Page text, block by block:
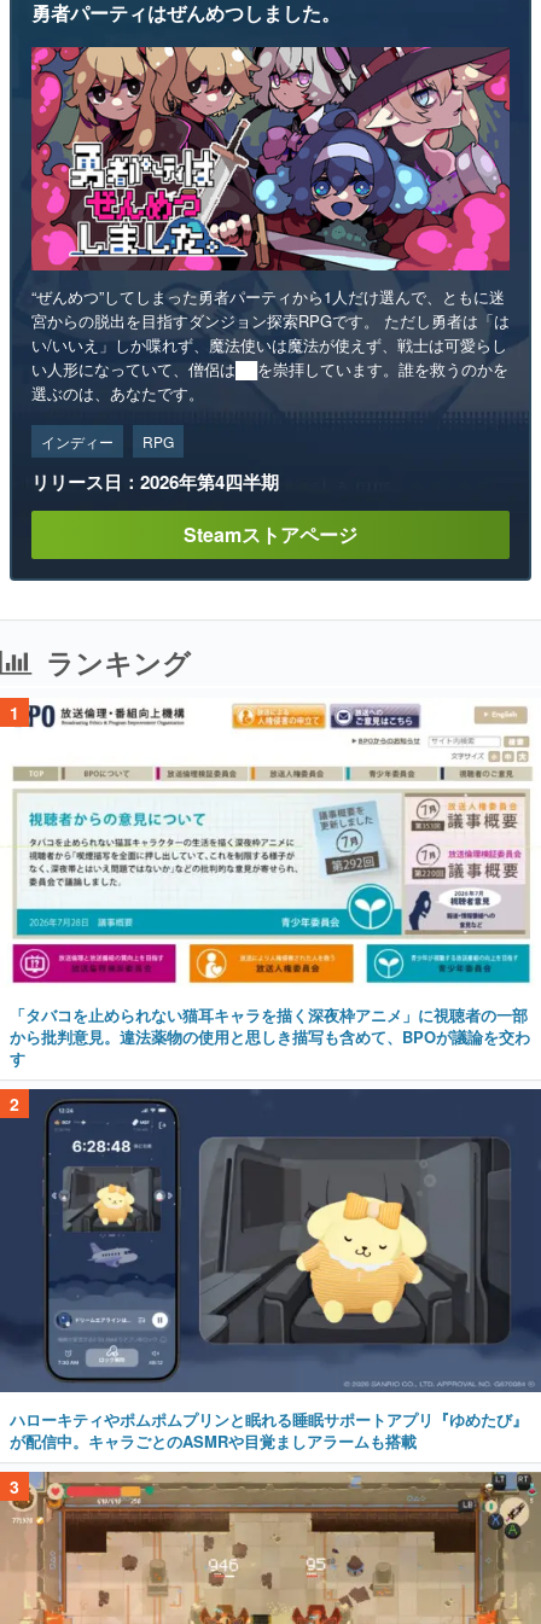
勇者パーティはぜんめつしました。
“ぜんめつ”してしまった勇者パーティから1人だけ選んで、ともに迷
宮からの脱出を目指すダンジョン探索RPGです。 ただし勇者は「は
い/いいえ」しか喋れず、魔法使いは魔法が使えず、戦士は可愛らし
い人形になっていて、僧侶は██を崇拝しています。誰を救うのかを
選ぶのは、あなたです。
インディー RPG
リリース日：2026年第4四半期
Steamストアページ
ランキング
1
「タバコを止められない猫耳キャラを描く深夜枠アニメ」に視聴者の一部
から批判意見。違法薬物の使用と思しき描写も含めて、BPOが議論を交わ
す
2
ハローキティやポムポムプリンと眠れる睡眠サポートアプリ『ゆめたび』
が配信中。キャラごとのASMRや目覚ましアラームも搭載
3